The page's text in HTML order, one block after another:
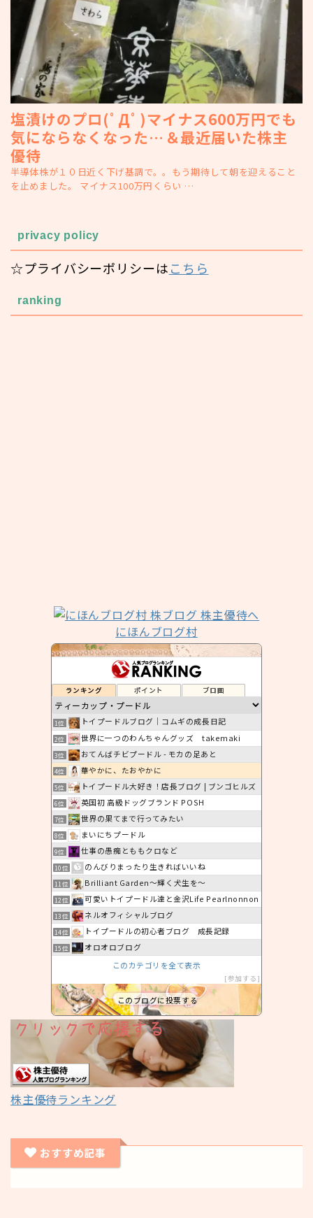
塩漬けのプロ(ﾟДﾟ)マイナス600万円でも
気にならなくなった…＆最近届いた株主
優待
半導体株が１０日近く下げ基調で。。もう期待して朝を迎えること
を止めました。 マイナス100万円くらい …
privacy policy
☆プライバシーポリシーはこちら
ranking
にほんブログ村
ランキング ポイント ブロ画
1位 トイプードルブログ｜コムギの成長日記
2位 世界に一つのわんちゃんグッズ takemaki
3位 おてんばチビプードル - モカの足あと
4位 華やかに、たおやかに
5位 トイプードル大好き！店長ブログ | ブンゴヒルズ
6位 英国初 高級ドッグブランド POSH
7位 世界の果てまで行ってみたい
8位 まいにちプードル
9位 仕事の愚痴とももクロなど
10位 のんびりまったり生きればいいね
11位 Brilliant Garden〜輝く犬生を〜
12位 可愛いトイプードル達と金沢Life Pearlnonnon
13位 ネルオフィシャルブログ
14位 トイプードルの初心者ブログ 成長記録
15位
オロオロブログ
このカテゴリを全て表示
参加する
このブログに投票する
株主優待ランキング
おすすめ記事